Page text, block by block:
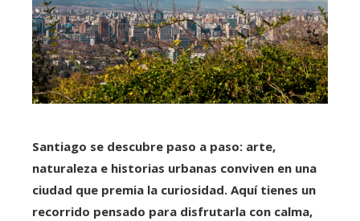
Santiago se descubre paso a paso: arte,
naturaleza e historias urbanas conviven en una
ciudad que premia la curiosidad. Aquí tienes un
recorrido pensado para disfrutarla con calma,